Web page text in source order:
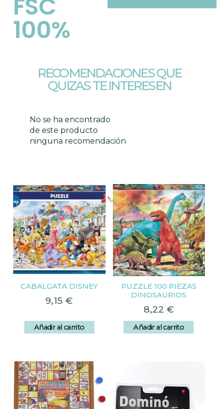
FSC
100%
RECOMENDACIONES QUE
QUIZAS TE INTERESEN
No se ha encontrado
de este producto
ninguna recomendación
Productos relacionados
CABALGATA DISNEY
9,15 €
Añadir al carrito
PUZZLE 100 PIEZAS
DINOSAURIOS
8,22 €
Añadir al carrito